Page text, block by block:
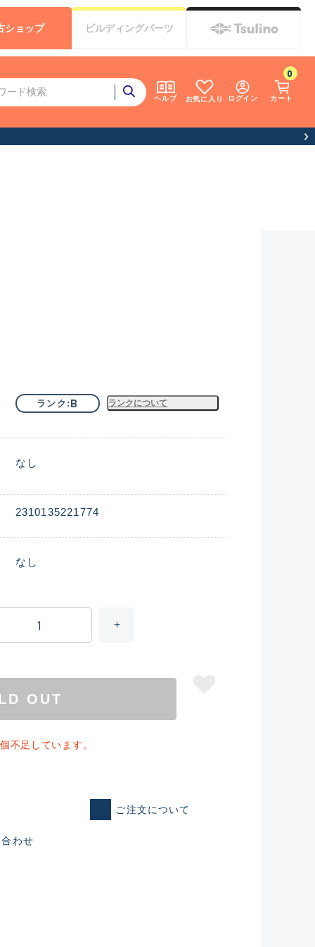
ヘルプ お気に入り ログイン カート
0
ショップ ビルディングパーツ
れた未使用
ランク B ランクについて
なし
2310135221774
なし
OUT
不足しています。
ご注文について
わせ